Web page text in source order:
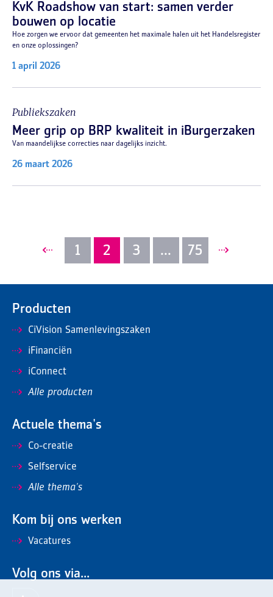
KvK Roadshow van start: samen verder
bouwen op locatie
Hoe zorgen we ervoor dat gemeenten het maximale halen uit het Handelsregister
en onze oplossingen?
1 april 2026
Publiekszaken
Meer grip op BRP kwaliteit in iBurgerzaken
Van maandelijkse correcties naar dagelijks inzicht.
26 maart 2026
1 2 3 ... 75
Producten
CiVision Samenlevingszaken
iFinanciën
iConnect
Alle producten
Actuele thema's
Co-creatie
Selfservice
Alle thema's
Kom bij ons werken
Vacatures
Volg ons via...